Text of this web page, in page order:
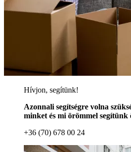
Hívjon, segítünk!
Azonnali segítségre volna
minket és mi örömmel segítünk
+36 (70) 678 00 24